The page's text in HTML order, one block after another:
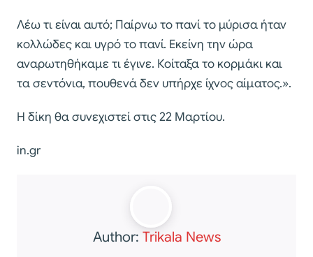
Λέω τι είναι αυτό; Παίρνω το πανί το μύρισα ήταν
κολλώδες και υγρό το πανί. Εκείνη την ώρα
αναρωτηθήκαμε τι έγινε. Κοίταξα το κορμάκι και
τα σεντόνια, πουθενά δεν υπήρχε ίχνος αίματος.».
Η δίκη θα συνεχιστεί στις 22 Μαρτίου.
in.gr
Author: Trikala News